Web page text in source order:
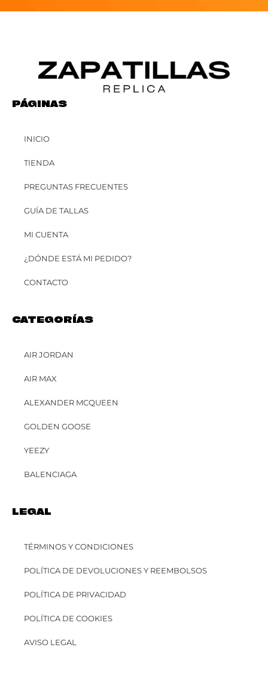
PÁGINAS
INICIO
TIENDA
PREGUNTAS FRECUENTES
GUÍA DE TALLAS
MI CUENTA
¿DÓNDE ESTÁ MI PEDIDO?
CONTACTO
CATEGORÍAS
AIR JORDAN
AIR MAX
ALEXANDER MCQUEEN
GOLDEN GOOSE
YEEZY
BALENCIAGA
LEGAL
TÉRMINOS Y CONDICIONES
POLÍTICA DE DEVOLUCIONES Y REEMBOLSOS
POLÍTICA DE PRIVACIDAD
POLÍTICA DE COOKIES
AVISO LEGAL